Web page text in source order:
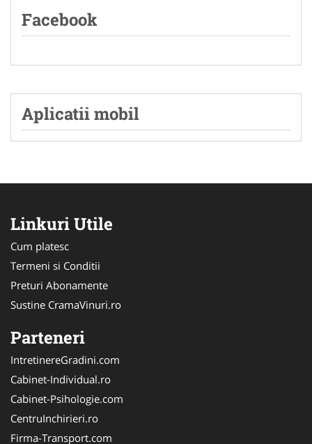
Facebook
Aplicatii mobil
Linkuri Utile
Cum platesc
Termeni si Conditii
Preturi Abonamente
Sustine CramaVinuri.ro
Parteneri
IntretinereGradini.com
Cabinet-Individual.ro
Cabinet-Psihologie.com
CentruInchirieri.ro
Firma-Transport.com